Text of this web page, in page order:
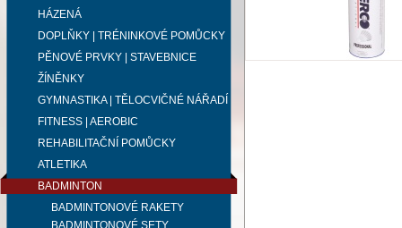
HÁZENÁ
DOPLŇKY | TRÉNINKOVÉ POMŮCKY
PĚNOVÉ PRVKY | STAVEBNICE
ŽÍNĚNKY
GYMNASTIKA | TĚLOCVIČNÉ NÁŘADÍ
FITNESS | AEROBIC
REHABILITAČNÍ POMŮCKY
ATLETIKA
BADMINTON
BADMINTONOVÉ RAKETY
BADMINTONOVÉ SETY